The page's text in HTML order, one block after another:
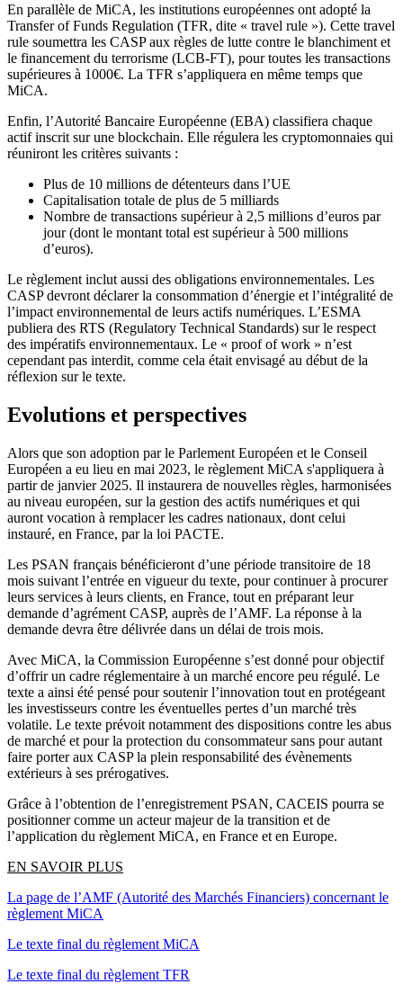
En parallèle de MiCA, les institutions européennes ont adopté la
Transfer of Funds Regulation (TFR, dite « travel rule »). Cette travel
rule soumettra les CASP aux règles de lutte contre le blanchiment et
le financement du terrorisme (LCB-FT), pour toutes les transactions
supérieures à 1000€. La TFR s’appliquera en même temps que
MiCA.
Enfin, l’Autorité Bancaire Européenne (EBA) classifiera chaque
actif inscrit sur une blockchain. Elle régulera les cryptomonnaies qui
réuniront les critères suivants :
Plus de 10 millions de détenteurs dans l’UE
Capitalisation totale de plus de 5 milliards
Nombre de transactions supérieur à 2,5 millions d’euros par
jour (dont le montant total est supérieur à 500 millions
d’euros).
Le règlement inclut aussi des obligations environnementales. Les
CASP devront déclarer la consommation d’énergie et l’intégralité de
l’impact environnemental de leurs actifs numériques. L’ESMA
publiera des RTS (Regulatory Technical Standards) sur le respect
des impératifs environnementaux. Le « proof of work » n’est
cependant pas interdit, comme cela était envisagé au début de la
réflexion sur le texte.
Evolutions et perspectives
Alors que son adoption par le Parlement Européen et le Conseil
Européen a eu lieu en mai 2023, le règlement MiCA s'appliquera à
partir de janvier 2025. Il instaurera de nouvelles règles, harmonisées
au niveau européen, sur la gestion des actifs numériques et qui
auront vocation à remplacer les cadres nationaux, dont celui
instauré, en France, par la loi PACTE.
Les PSAN français bénéficieront d’une période transitoire de 18
mois suivant l’entrée en vigueur du texte, pour continuer à procurer
leurs services à leurs clients, en France, tout en préparant leur
demande d’agrément CASP, auprès de l’AMF. La réponse à la
demande devra être délivrée dans un délai de trois mois.
Avec MiCA, la Commission Européenne s’est donné pour objectif
d’offrir un cadre réglementaire à un marché encore peu régulé. Le
texte a ainsi été pensé pour soutenir l’innovation tout en protégeant
les investisseurs contre les éventuelles pertes d’un marché très
volatile. Le texte prévoit notamment des dispositions contre les abus
de marché et pour la protection du consommateur sans pour autant
faire porter aux CASP la plein responsabilité des évènements
extérieurs à ses prérogatives.
Grâce à l’obtention de l’enregistrement PSAN, CACEIS pourra se
positionner comme un acteur majeur de la transition et de
l’application du règlement MiCA, en France et en Europe.
EN SAVOIR PLUS
La page de l’AMF (Autorité des Marchés Financiers) concernant le
règlement MiCA
Le texte final du règlement MiCA
Le texte final du règlement TFR